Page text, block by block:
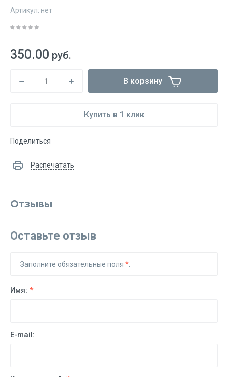
Артикул: нет
350.00 руб.
В корзину
Купить в 1 клик
Поделиться
Распечатать
Отзывы
Оставьте отзыв
Заполните обязательные поля *.
Имя: *
E-mail: